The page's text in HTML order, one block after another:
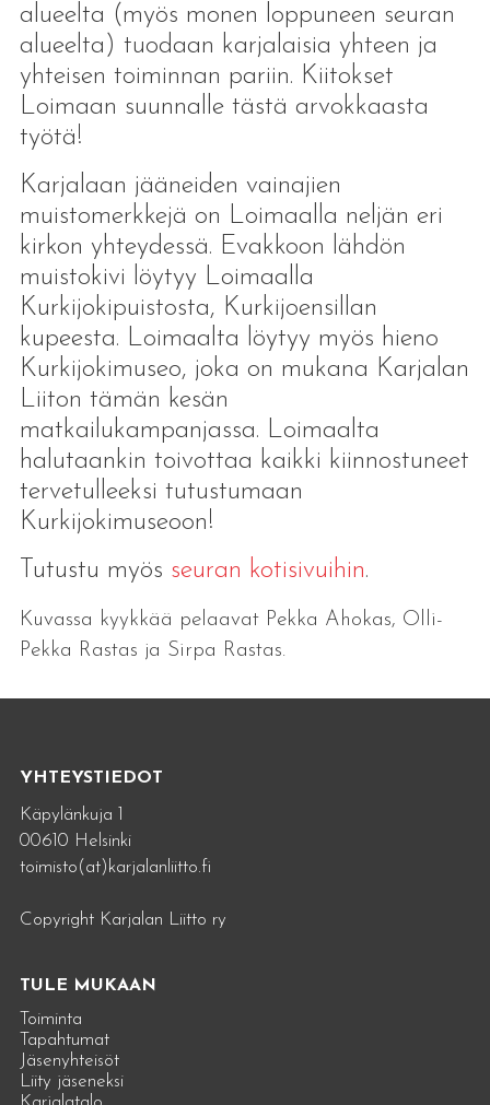
alueelta (myös monen loppuneen seuran
alueelta) tuodaan karjalaisia yhteen ja
yhteisen toiminnan pariin. Kiitokset
Loimaan suunnalle tästä arvokkaasta
työtä!
Karjalaan jääneiden vainajien
muistomerkkejä on Loimaalla neljän eri
kirkon yhteydessä. Evakkoon lähdön
muistokivi löytyy Loimaalla
Kurkijokipuistosta, Kurkijoensillan
kupeesta. Loimaalta löytyy myös hieno
Kurkijokimuseo, joka on mukana Karjalan
Liiton tämän kesän
matkailukampanjassa. Loimaalta
halutaankin toivottaa kaikki kiinnostuneet
tervetulleeksi tutustumaan
Kurkijokimuseoon!
Tutustu myös seuran kotisivuihin.
Kuvassa kyykkää pelaavat Pekka Ahokas, Olli-
Pekka Rastas ja Sirpa Rastas.
YHTEYSTIEDOT
Käpylänkuja 1
00610 Helsinki
toimisto(at)karjalanliitto.fi
Copyright Karjalan Liitto ry
TULE MUKAAN
Toiminta
Tapahtumat
Jäsenyhteisöt
Liity jäseneksi